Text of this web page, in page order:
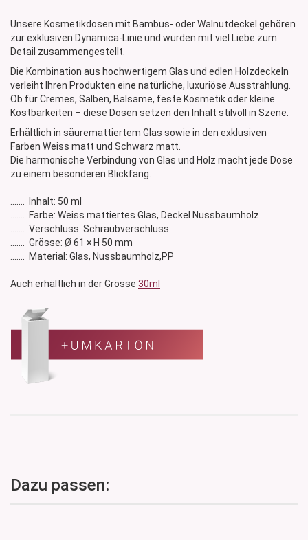
Unsere Kosmetikdosen mit Bambus- oder Walnutdeckel gehören
zur exklusiven Dynamica-Linie und wurden mit viel Liebe zum
Detail zusammengestellt.
Die Kombination aus hochwertigem Glas und edlen Holzdeckeln
verleiht Ihren Produkten eine natürliche, luxuriöse Ausstrahlung.
Ob für Cremes, Salben, Balsame, feste Kosmetik oder kleine
Kostbarkeiten – diese Dosen setzen den Inhalt stilvoll in Szene.
Erhältlich in säuremattiertem Glas sowie in den exklusiven
Farben Weiss matt und Schwarz matt.
Die harmonische Verbindung von Glas und Holz macht jede Dose
zu einem besonderen Blickfang.
....... Inhalt: 50 ml
....... Farbe: Weiss mattiertes Glas, Deckel Nussbaumholz
....... Verschluss: Schraubverschluss
....... Grösse: Ø 61 × H 50 mm
....... Material: Glas, Nussbaumholz,PP
Auch erhältlich in der Grösse 30ml
Dazu passen: